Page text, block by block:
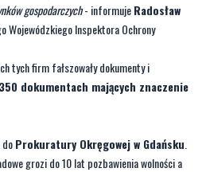
tych firm fałszowały dokumenty i
dokumentach mających znaczenie
doProkuratury Okręgowej w Gdańsku.
grozi do 10 lat pozbawienia wolności a
dokumentów i poświadczaniem nieprawdy
Ponadto za niewłaściwe gospodarowanie
karę w wysokości do 1 miliona złotych,